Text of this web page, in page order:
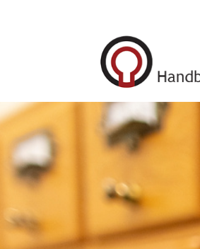
Skráning
MARC21 bókfræði
0XX - Kóði, flokkstala o.fl.
1XX - Höfuðábyrgð
2XX - Titill, útgáfa, útgefandi